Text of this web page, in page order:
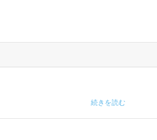
続きを読む